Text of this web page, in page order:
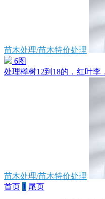
苗木处理/苗木特价处理
6图
处理榉树12到18的，红叶
苗木处理/苗木特价处理
首页 1 尾页